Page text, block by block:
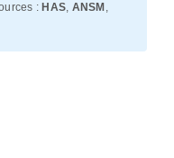
: HAS, ANSM ,